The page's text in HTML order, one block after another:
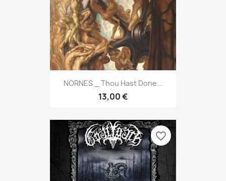
NORNES _ Thou Hast Done...
13,00 €
favorite_border